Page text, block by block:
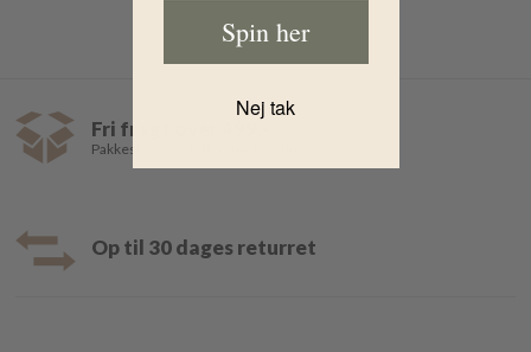
Fri fragt over 499,-
Pakkeshop 35,- | Hjemmelevering fra 39,-
Op til 30 dages returret
Spin her
Nej tak